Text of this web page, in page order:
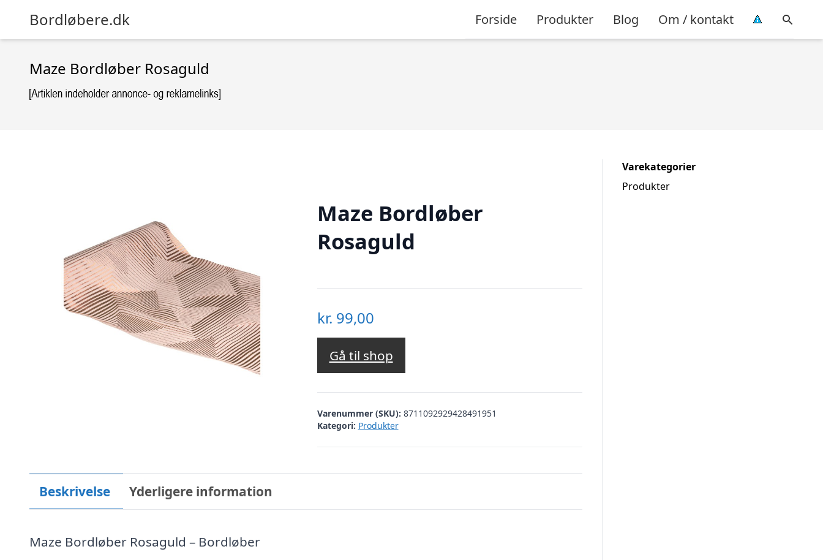
Bordløbere.dk Forside Produkter Blog Om / kontakt
Maze Bordløber Rosaguld
Maze Bordløber
Rosaguld
kr. 99,00
Gå til shop
Varenummer (SKU): 8711092929428491951
Kategori: Produkter
Beskrivelse Yderligere information
Maze Bordløber Rosaguld – Bordløber
Varekategorier
Produkter